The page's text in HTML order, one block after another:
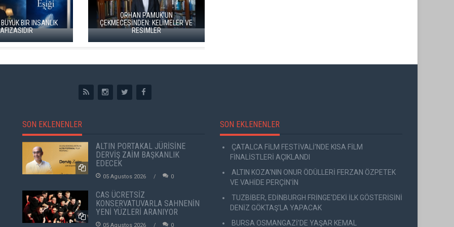
ÜNAL ERSÖZLÜ’NÜN YENİ ŞİİR
KİTABI “BÖĞÜRTLEN ÖPÜCÜĞÜ”
YAYIMLANDI
RIZA SÖNMEZ: ‘ANADOLU,
SANILDIĞINDAN ÇOK DAHA VEGAN"
SON EKLENENLER
ALTIN PORTAKAL JÜRİSİNE
DERVİŞ ZAİM BAŞKANLIK
EDECEK
05 Agustos 2026 0
CAS ÜCRETSİZ
KONSERVATUVARLA SAHNENİN
YENİ YÜZLERİ ARANIYOR
05 Agustos 2026 0
SON EKLENENLER
ÇATALCA FİLM FESTİVALİ'NDE KISA FİLM
FİNALİSTLERİ AÇIKLANDI
ALTIN KOZA'NIN ONUR ÖDÜLLERİ FERZAN ÖZPETEK
VE VAHİDE PERÇİN'İN
TUZBİBER, EDİNBURGH FRİNGE'DEKİ İLK GÖSTERİSİNİ
DENİZ GÖKTAŞ'LA YAPACAK
BURSA OSMANGAZİ'DE YAŞAR KEMAL